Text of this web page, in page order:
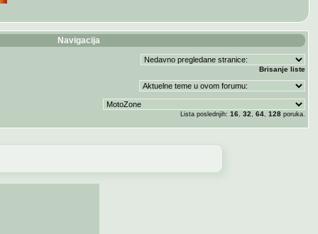
Navigacija
Brisanje liste
Lista poslednjih: 16, 32 64, 128poruka.